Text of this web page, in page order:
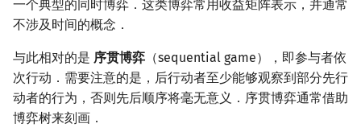
洲阁筛
类欧几里德算法
LGV 引理
最大团搜索算法
一个典型的同时博弈．这类博弈常用收益矩阵表示，并通常
不涉及时间的概念．
与此相对的是 序贯博弈 （sequential game），即参与者依
次行动．需要注意的是，后行动者至少能够观察到部分先行
动者的行为，否则先后顺序将毫无意义．序贯博弈通常借助
博弈树来刻画．